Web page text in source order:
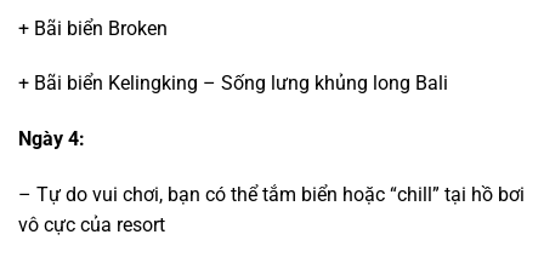
+ Bãi biển Broken
+ Bãi biển Kelingking – Sống lưng khủng long Bali
Ngày 4:
– Tự do vui chơi, bạn có thể tắm biển hoặc “chill” tại hồ bơi
vô cực của resort